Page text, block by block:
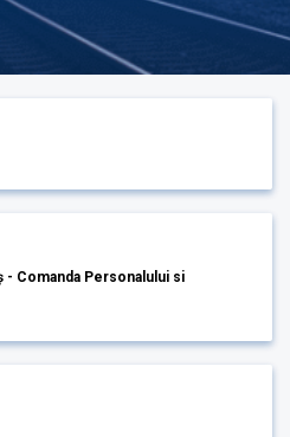
- Comanda Personalului si